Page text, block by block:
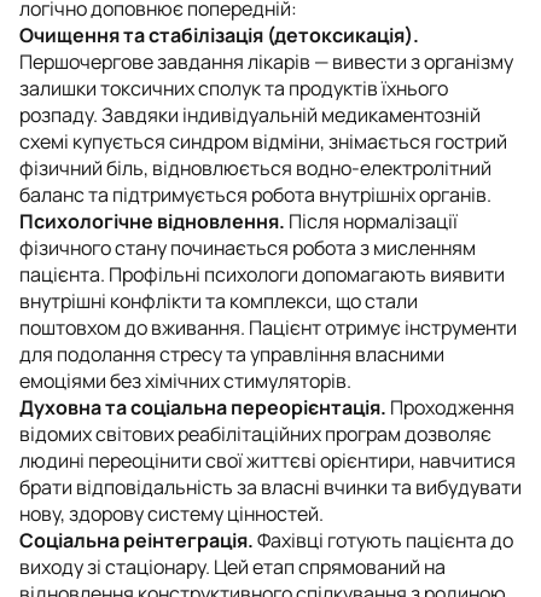
логічно доповнює попередній:
Очищення та стабілізація (детоксикація).
Першочергове завдання лікарів — вивести з організму
залишки токсичних сполук та продуктів їхнього
розпаду. Завдяки індивідуальній медикаментозній
схемі купується синдром відміни, знімається гострий
фізичний біль, відновлюється водно-електролітний
баланс та підтримується робота внутрішніх органів.
Психологічне відновлення. Після нормалізації
фізичного стану починається робота з мисленням
пацієнта. Профільні психологи допомагають виявити
внутрішні конфлікти та комплекси, що стали
поштовхом до вживання. Пацієнт отримує інструменти
для подолання стресу та управління власними
емоціями без хімічних стимуляторів.
Духовна та соціальна переорієнтація. Проходження
відомих світових реабілітаційних програм дозволяє
людині переоцінити свої життєві орієнтири, навчитися
брати відповідальність за власні вчинки та вибудувати
нову, здорову систему цінностей.
Соціальна реінтеграція.Фахівці готують пацієнта до
виходу зі стаціонару. Цей етап спрямований на